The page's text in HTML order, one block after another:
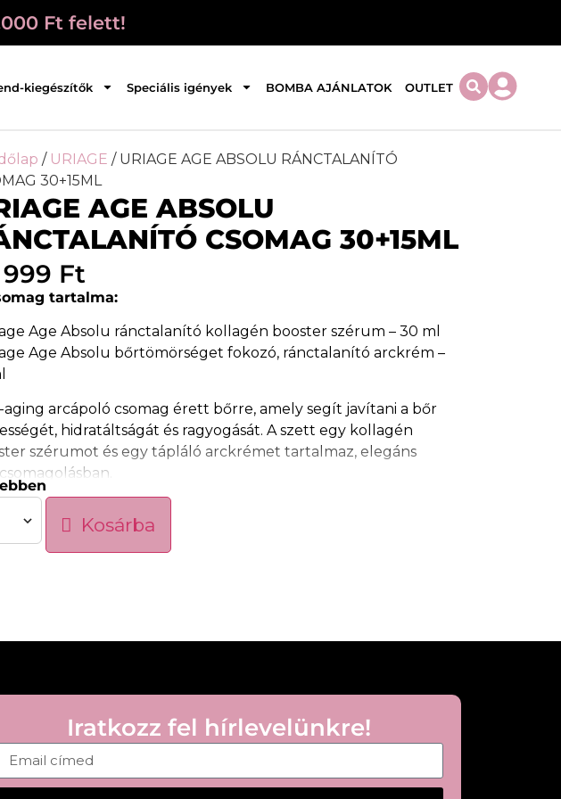
Ft felett!
kiegészítők Speciális igények BOMBA AJÁNLATOK OUTLET
/ URIAGE / URIAGE AGE ABSOLU RÁNCTALANÍTÓ
30+15ML
AGE ABSOLU
CSOMAG 30+15ML
999 Ft
tartalma:
Age Absolu ránctalanító kollagén booster szérum – 30 ml
Age Absolu bőrtömörséget fokozó, ránctalanító arckrém –
aging arcápoló csomag érett bőrre, amely segít javítani a bőr
hidratáltságát és ragyogását. A szett egy kollagén
szérumot és egy tápláló arckrémet tartalmaz, elegáns
a bőr feszességét és rugalmasságát. A formulában
Uriage termálvízásványi anyagokban és nyomelemekben
anti-aging arcápoló szett
booster szérummal a feszesebb bőrért
arckrém a bőr komfortjáért
Kosárba
Iratkozz fel hírlevelünkre!